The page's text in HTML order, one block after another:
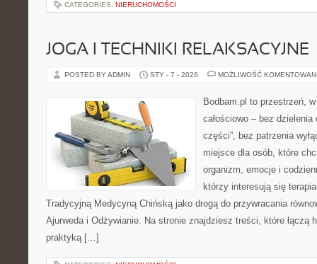
CATEGORIES: NIERUCHOMOŚCI
JOGA I TECHNIKI RELAKSACYJNE
POSTED BY ADMIN STY - 7 - 2026 MOŻLIWOŚĆ
Bodbam.pl to przestrzeń,
całościowo – bez dzielenia
części”, bez patrzenia
miejsce dla osób, które
organizm, emocje i
którzy interesują się
Tradycyjną Medycyną Chińską jako drogą do przywracania
Ajurweda i Odżywianie. Na stronie znajdziesz treści, które łączą
praktyką […]